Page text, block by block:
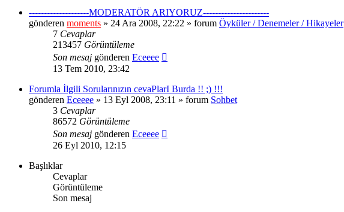
--------------------MODERATÖR ARIYORUZ----------------------
gönderen moments » 24 Ara 2008, 22:22 » forum Öyküler / Denemeler / Hikayeler
7 Cevaplar
213457 Görüntüleme
Son mesaj gönderen Eceeee
13 Tem 2010, 23:42
Forumla İlgili Sorularınızın cevaPlarI Burda !! ;) !!!
gönderen Eceeee » 13 Eyl 2008, 23:11 » forum Sohbet
3 Cevaplar
86572 Görüntüleme
Son mesaj gönderen Eceeee
26 Eyl 2010, 12:15
Başlıklar
Cevaplar
Görüntüleme
Son mesaj